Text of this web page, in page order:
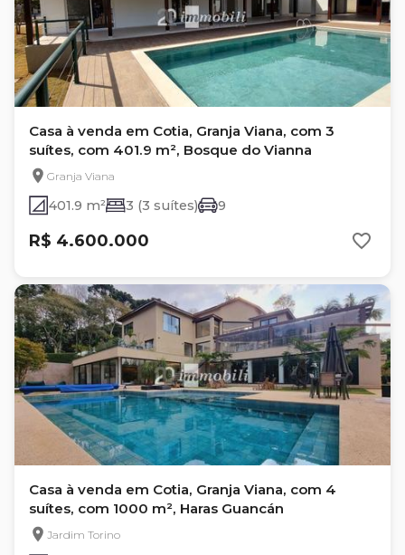
Casa à venda em Cotia, Granja Viana, com 3
suítes, com 401.9 m², Bosque do Vianna
Granja Viana
401.9 m² 3 (3 suítes) 9
R$ 4.600.000
Casa à venda em Cotia, Granja Viana, com 4
suítes, com 1000 m², Haras Guancán
Jardim Torino